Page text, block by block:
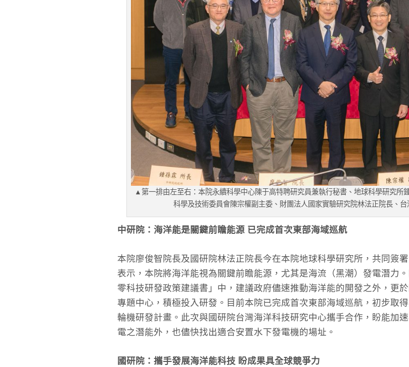
▲第一排由左至右：本院永續科學中心陳于高特聘研究員兼執行秘書、地球科學研究所
科學及技術委員會陳宗權副主委、財團法人國家實驗研究院林法正院長、
中研院：海洋能是關鍵前瞻能源 已完成首次東部海域巡航
本院廖俊智院長及國研院林法正院長今在本院地球科學研究所，共同簽
表示，本院將海洋能視為關鍵前瞻能源，尤其是海流（黑潮）發電潛力
零科技研發政策建議書」中，建議政府儘速推動海洋能的開發之外，更
專題中心，積極投入研發。目前本院已完成首次東部海域巡航，初步取
輪機研發計畫。此次與國研院台灣海洋科技研究中心攜手合作，盼能加
電之潛能外，也儘快找出適合安置水下發電機的場址。
國研院：攜手發展海洋能科技 盼成果具全球競爭力